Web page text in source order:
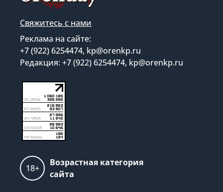
Свяжитесь с нами
Реклама на сайте:
+7 (922) 6254474, kp@orenkp.ru
Редакция: +7 (922) 6254474, kp@orenkp.ru
18+
Возрастная категория
сайта